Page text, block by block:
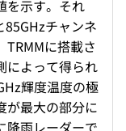
を示す。それ
チャンネ
に搭載さ
によって得られ
輝度温度の極
が最大の部分に
降雨レーダーで